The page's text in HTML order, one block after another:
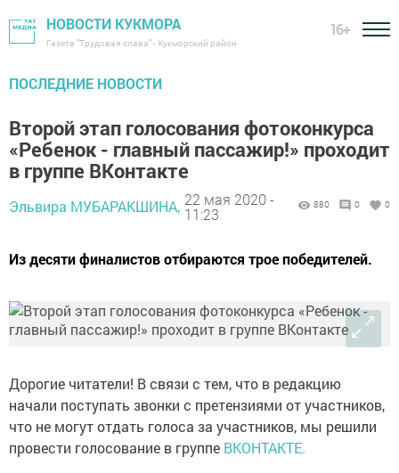
НОВОСТИ КУКМОРА
Газета "Трудовая слава" - Кукморский район
16+
ПОСЛЕДНИЕ НОВОСТИ
Второй этап голосования фотоконкурса
«Ребенок - главный пассажир!» проходит
в группе ВКонтакте
Эльвира МУБАРАКШИНА, 22 мая 2020 -
11:23
880 0 0
Из десяти финалистов отбираются трое победителей.
Дорогие читатели! В связи с тем, что в редакцию
начали поступать звонки с претензиями от участников,
что не могут отдать голоса за участников, мы решили
провести голосование в группе ВКОНТАКТЕ.